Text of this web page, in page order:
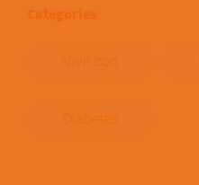
Categories
Vivir con
Diabetes